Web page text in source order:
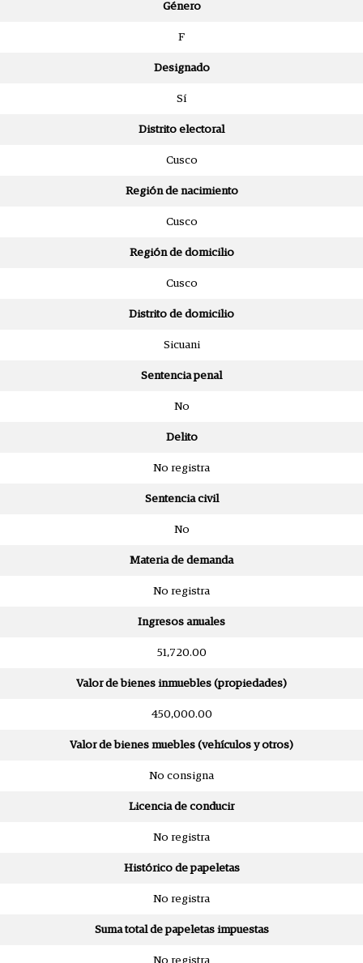
Género
F
Designado
Sí
Distrito electoral
Cusco
Región de nacimiento
Cusco
Región de domicilio
Cusco
Distrito de domicilio
Sicuani
Sentencia penal
No
Delito
No registra
Sentencia civil
No
Materia de demanda
No registra
Ingresos anuales
51,720.00
Valor de bienes inmuebles (propiedades)
450,000.00
Valor de bienes muebles (vehículos y otros)
No consigna
Licencia de conducir
No registra
Histórico de papeletas
No registra
Suma total de papeletas impuestas